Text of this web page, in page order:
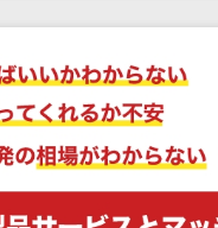
業務全般
物流・流
医療・介
業界・